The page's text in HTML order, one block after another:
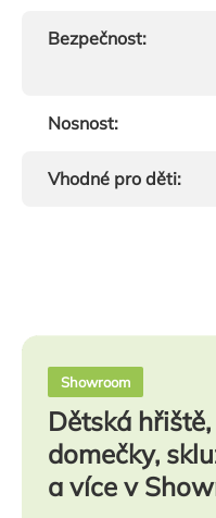
Bezpečnost:
Nosnost:
Vhodné pro děti:
Showroom
Dětská hřiště,
domečky,
a více v